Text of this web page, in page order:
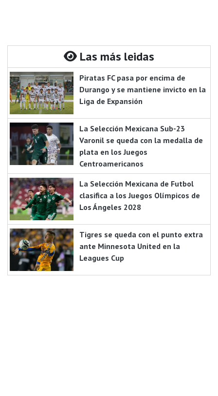
Las más leidas
Piratas FC pasa por encima de
Durango y se mantiene invicto en la
Liga de Expansión
La Selección Mexicana Sub-23
Varonil se queda con la medalla de
plata en los Juegos
Centroamericanos
La Selección Mexicana de Futbol
clasifica a los Juegos Olímpicos de
Los Ángeles 2028
Tigres se queda con el punto extra
ante Minnesota United en la
Leagues Cup